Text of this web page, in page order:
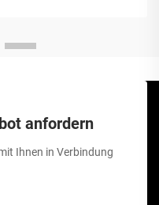
anfordern
Ihnen in Verbindung